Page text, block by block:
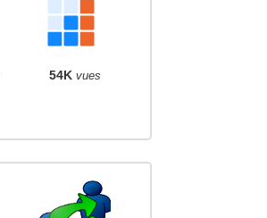
54K vues